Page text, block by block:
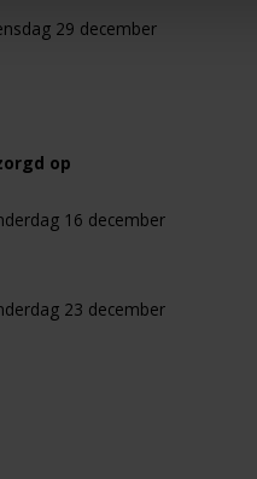
29 december
op
16 december
23 december